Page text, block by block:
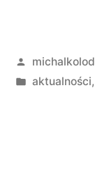
przez
aktualności,